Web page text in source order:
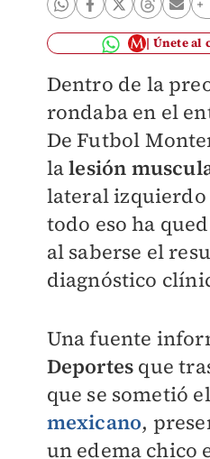
Únete al
Dentro de la
rondaba en el
De Futbol
lalesión
lateral
todo eso ha
al saberse el
diagnóstico
Una fuente
Deportes que
que se sometió
mexicano,
un edema chico